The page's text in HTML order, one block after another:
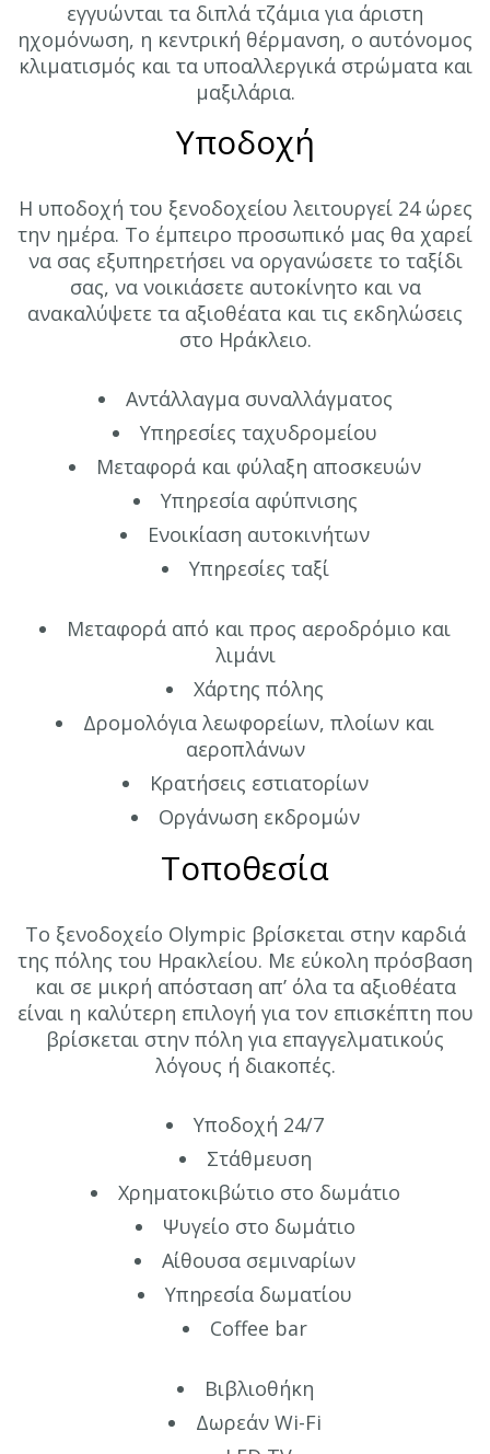
εγγυώνται τα διπλά τζάμια για άριστη
ηχομόνωση, η κεντρική θέρμανση, ο αυτόνομος
κλιματισμός και τα υποαλλεργικά στρώματα και
μαξιλάρια.
Υποδοχή
Η υποδοχή του ξενοδοχείου λειτουργεί 24 ώρες
την ημέρα. Το έμπειρο προσωπικό μας θα χαρεί
να σας εξυπηρετήσει να οργανώσετε το ταξίδι
σας, να νοικιάσετε αυτοκίνητο και να
ανακαλύψετε τα αξιοθέατα και τις εκδηλώσεις
στο Ηράκλειο.
Αντάλλαγμα συναλλάγματος
Υπηρεσίες ταχυδρομείου
Μεταφορά και φύλαξη αποσκευών
Υπηρεσία αφύπνισης
Ενοικίαση αυτοκινήτων
Υπηρεσίες ταξί
Μεταφορά από και προς αεροδρόμιο και
λιμάνι
Χάρτης πόλης
Δρομολόγια λεωφορείων, πλοίων και
αεροπλάνων
Κρατήσεις εστιατορίων
Οργάνωση εκδρομών
Τοποθεσία
Το ξενοδοχείο Olympic βρίσκεται στην καρδιά
της πόλης του Ηρακλείου. Με εύκολη πρόσβαση
και σε μικρή απόσταση απ’ όλα τα αξιοθέατα
είναι η καλύτερη επιλογή για τον επισκέπτη που
βρίσκεται στην πόλη για επαγγελματικούς
λόγους ή διακοπές.
Υποδοχή 24/7
Στάθμευση
Χρηματοκιβώτιο στο δωμάτιο
Ψυγείο στο δωμάτιο
Αίθουσα σεμιναρίων
Υπηρεσία δωματίου
Coffee bar
Βιβλιοθήκη
Δωρεάν Wi-Fi